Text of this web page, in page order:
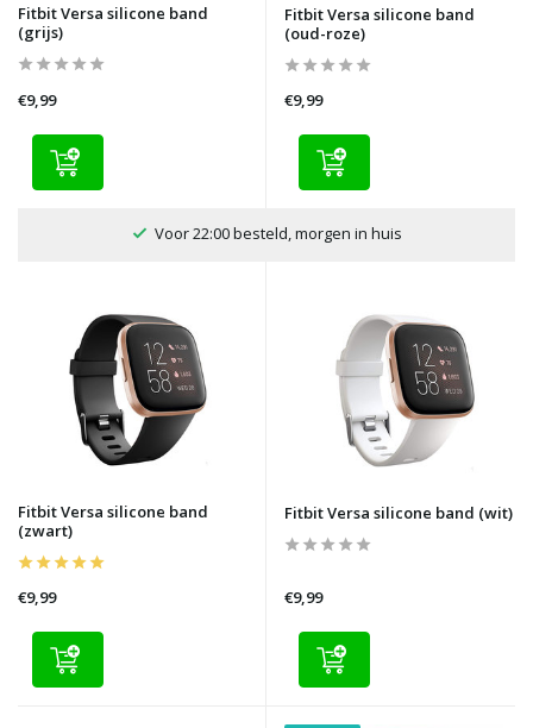
Fitbit Versa silicone band
(grijs)
€9,99
Fitbit Versa silicone band
(oud-roze)
€9,99
100 dagen bedenktijd
Fitbit Versa silicone band
(zwart)
€9,99
Fitbit Versa silicone band (wit)
€9,99